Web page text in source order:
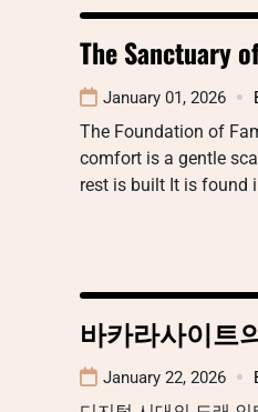
The Sanctuary
January 01, 2026
The Foundation of
comfort is a gentle
rest is built It is found
바카라사이트
January 22, 2026